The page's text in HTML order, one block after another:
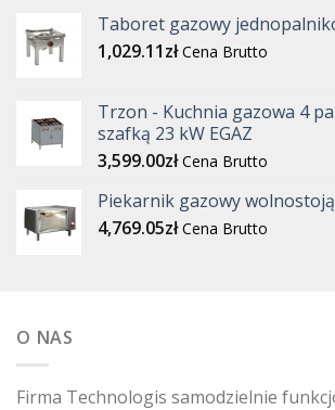
Taboret gazowy
1,029.11zł Cena Brutto
Trzon - Kuchnia gazowa 4
szafką 23 kW EGAZ
3,599.00zł Cena Brutto
Piekarnik gazowy
4,769.05zł Cena Brutto
O NAS
Firma Technologis samodzielnie